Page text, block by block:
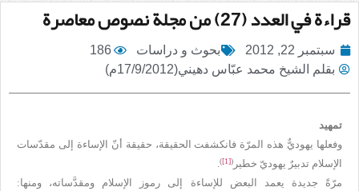
قراءة في العدد (27) من مجلة نصوص معاصرة
سبتمبر 22, 2012 بحوث و دراسات
186
بقلم الشيخ محمد عبّاس دهيني(17/9/2012م)
تمهيد
وفعلها يهوديٌّ هذه المرّة فانكشفت الحقيقة، حقيقة أنّ الإساءة إلى مقدّسات
الإسلام تدبيرٌ يهوديّ خطير (
[1]
)
.
مرّةً جديدة يعمد البعض للإساءة إلى رموز الإسلام ومقدَّساته، ومنها: